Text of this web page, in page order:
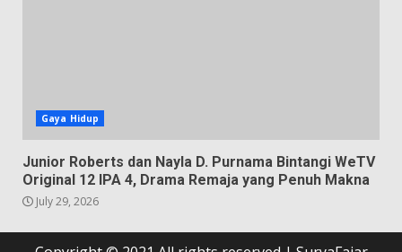
Gaya Hidup
Junior Roberts dan Nayla D. Purnama Bintangi WeTV
Original 12 IPA 4, Drama Remaja yang Penuh Makna
July 29, 2026